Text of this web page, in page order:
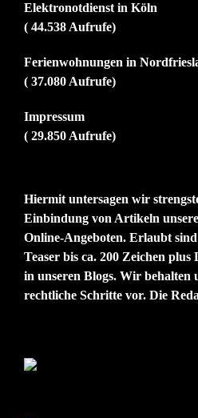
Elektronotdienst in Köln
( 44.538 Aufrufe)
Ferienwohnungen in
( 37.080 Aufrufe)
Impressum
( 29.850 Aufrufe)
Hiermit untersagen wir
Einbindung von Artikeln
Online-Angeboten. Erlaubt
Teaser bis ca. 200 Zeichen
in unseren Blogs. Wir behalten
rechtliche Schritte vor. Die